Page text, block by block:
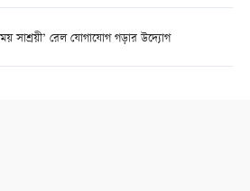
সাশ্রয়ী’ রেল যোগাযোগ গড়ার উদ্যোগ